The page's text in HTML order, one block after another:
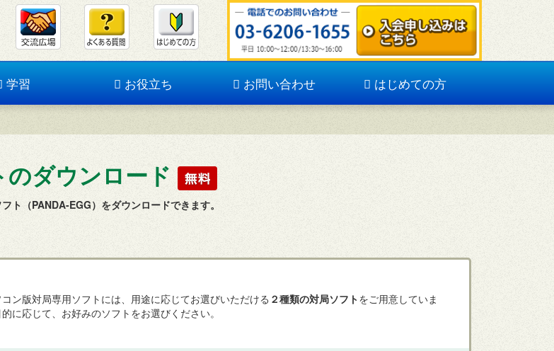
学習 お役立ち お問い合わせ はじめての方
ダウンロード
ト（PANDA-EGG）をダウンロードできます。
ン版対局専用ソフトには、用途に応じてお選びいただける ２種類の対局ソフトをご用意していま
に応じて、お好みのソフトをお選びください。